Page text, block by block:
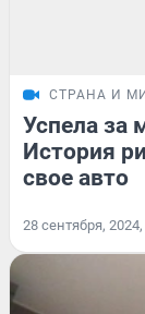
СТРАНА И
Успела за
История
свое авто
28 сентября,